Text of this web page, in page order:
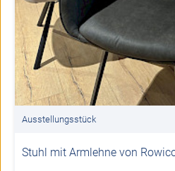
Ausstellungsstück
Stuhl mit Armlehne von